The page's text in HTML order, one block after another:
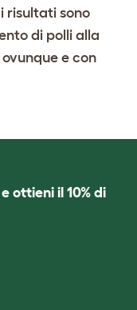
risultati sono
di polli alla
e con
ottieni il 10% di